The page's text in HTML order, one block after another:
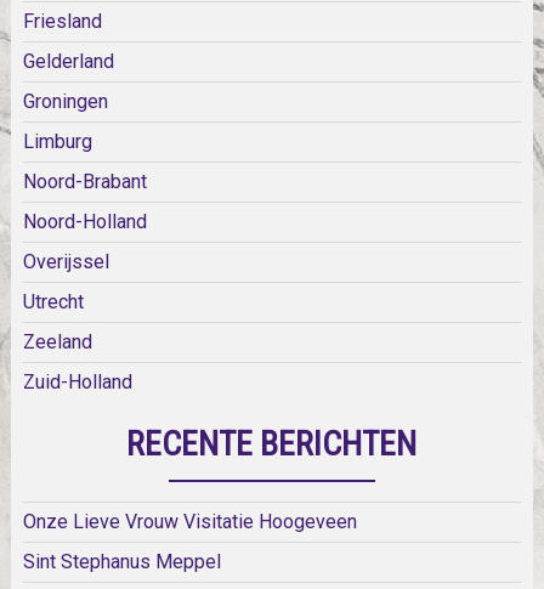
Friesland
Gelderland
Groningen
Limburg
Noord-Brabant
Noord-Holland
Overijssel
Utrecht
Zeeland
Zuid-Holland
RECENTE BERICHTEN
Onze Lieve Vrouw Visitatie Hoogeveen
Sint Stephanus Meppel